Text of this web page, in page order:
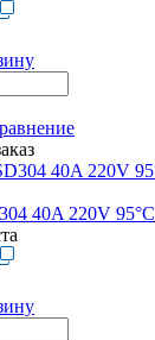
40A 220V 95°С